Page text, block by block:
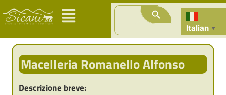
Search
for:
Search Button
Italian ▼
Macelleria Romanello Alfonso
Descrizione breve: